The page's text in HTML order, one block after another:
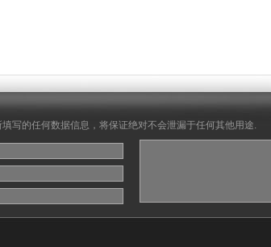
填写的任何数据信息，将保证绝对不会泄漏于任何其他用途.